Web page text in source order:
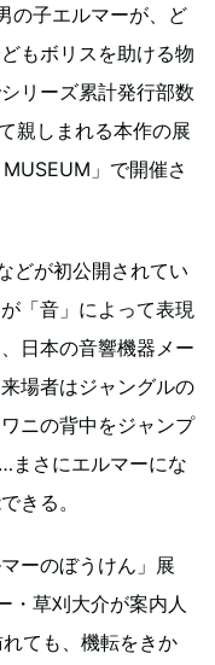
の子エルマーが、ど
もボリスを助ける物
リーズ累計発行部数
親しまれる本作の展
」で開催さ
どが初公開されてい
「音」によって表現
日本の音響機器メー
場者はジャングルの
ニの背中をジャンプ
まさにエルマーにな
きる。
ーのぼうけん」展
・草刈大介が案内人
ても、機転をきか